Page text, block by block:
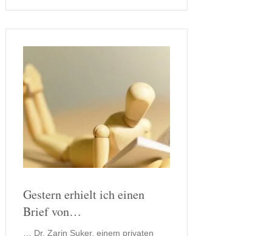
Nur irgendwie scheint es …
Gestern erhielt ich einen
Brief von…
… Dr. Zarin Suker, einem privaten